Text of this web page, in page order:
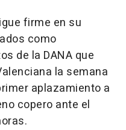
firme en su
como
de la DANA que
la semana
aplazamiento a
copero ante el